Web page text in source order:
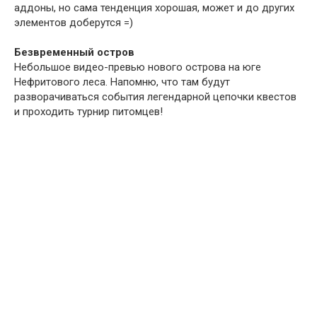
аддоны, но сама тенденция хорошая, может и до других
элементов доберутся =)
Безвременный остров
Небольшое видео-превью нового острова на юге
Нефритового леса. Напомню, что там будут
разворачиваться события легендарной цепочки квестов
и проходить турнир питомцев!